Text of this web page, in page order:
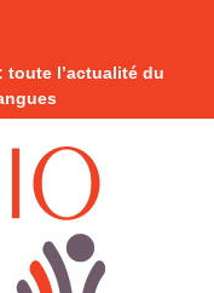
toute l’actualité du